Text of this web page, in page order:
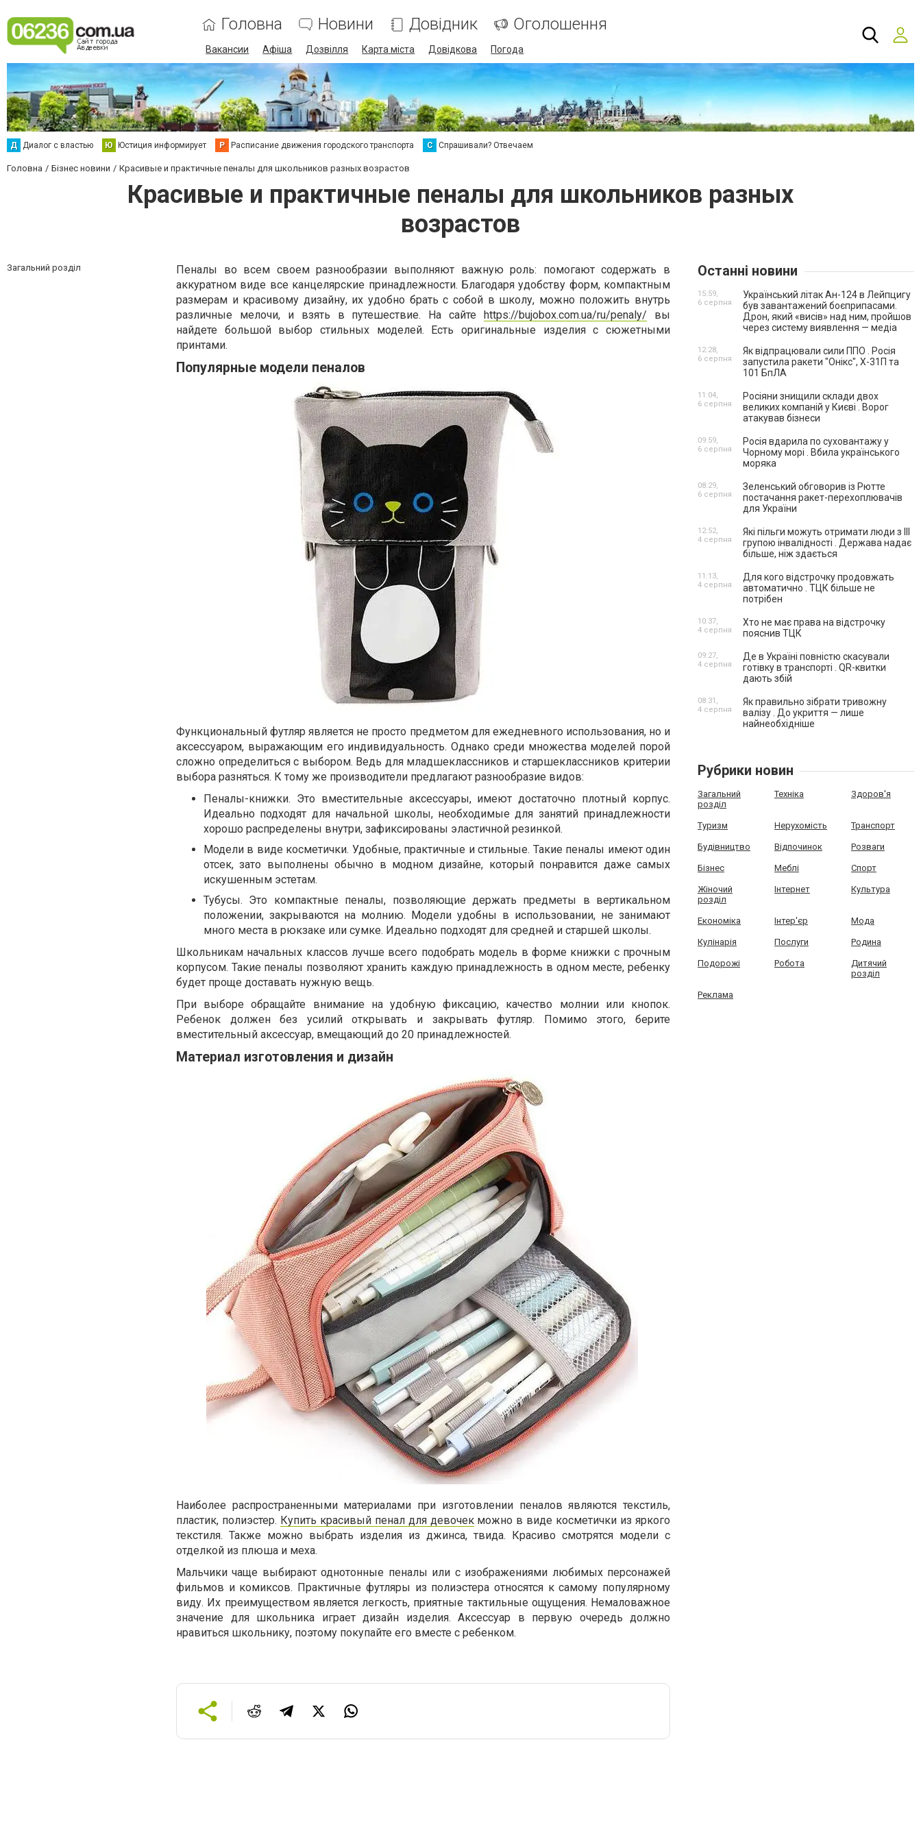
Головна Новини Довідник Оголошення
Вакансии Афіша Дозвілля Карта міста Довідкова Погода
Д Диалог с властью Ю Юстиция информирует Р Расписание движения городского транспорта С Спрашивали? Отвечаем
Головна Бізнес новини Красивые и практичные пеналы для школьников разных возрастов
Красивые и практичные пеналы для школьников разных
возрастов
Загальний розділ
Пеналы во всем своем разнообразии выполняют важную роль: помогают содержать в
аккуратном виде все канцелярские принадлежности. Благодаря удобству форм, компактным
размерам и красивому дизайну, их удобно брать с собой в школу, можно положить внутрь
различные мелочи, и взять в путешествие. На сайтеhttps://bujobox.com.ua/ru/penaly/ вы
найдете большой выбор стильных моделей. Есть оригинальные изделия с сюжетными
принтами.
Популярные модели пеналов
Функциональный футляр является не просто предметом для ежедневного использования, но и
аксессуаром, выражающим его индивидуальность. Однако среди множества моделей порой
сложно определиться с выбором. Ведь для младшеклассников и старшеклассников критерии
выбора разняться. К тому же производители предлагают разнообразие видов:
Пеналы-книжки. Это вместительные аксессуары, имеют достаточно плотный корпус.
Идеально подходят для начальной школы, необходимые для занятий принадлежности
хорошо распределены внутри, зафиксированы эластичной резинкой.
Модели в виде косметички. Удобные, практичные и стильные. Такие пеналы имеют один
отсек, зато выполнены обычно в модном дизайне, который понравится даже самых
искушенным эстетам.
Тубусы. Это компактные пеналы, позволяющие держать предметы в вертикальном
положении, закрываются на молнию. Модели удобны в использовании, не занимают
много места в рюкзаке или сумке. Идеально подходят для средней и старшей школы.
Школьникам начальных классов лучше всего подобрать модель в форме книжки с прочным
корпусом. Такие пеналы позволяют хранить каждую принадлежность в одном месте, ребенку
будет проще доставать нужную вещь.
При выборе обращайте внимание на удобную фиксацию, качество молнии или кнопок.
Ребенок должен без усилий открывать и закрывать футляр. Помимо этого, берите
вместительный аксессуар, вмещающий до 20 принадлежностей.
Материал изготовления и дизайн
Наиболее распространенными материалами при изготовлении пеналов являются текстиль,
пластик, полиэстер. Купить красивый пенал для девочекможно в виде косметички из яркого
текстиля. Также можно выбрать изделия из джинса, твида. Красиво смотрятся модели с
отделкой из плюша и меха.
Мальчики чаще выбирают однотонные пеналы или с изображениями любимых персонажей
фильмов и комиксов. Практичные футляры из полиэстера относятся к самому популярному
виду. Их преимуществом является легкость, приятные тактильные ощущения. Немаловажное
значение для школьника играет дизайн изделия. Аксессуар в первую очередь должно
нравиться школьнику, поэтому покупайте его вместе с ребенком.
Останні новини
Український літак Ан-124 в Лейпцигу
був завантажений боєприпасами.
Дрон, який «висів» над ним, пройшов
через систему виявлення — медіа
15:59,
6 серпня
Як відпрацювали сили ППО . Росія
запустила ракети "Онікс", Х-31П та
101 БпЛА
12:28,
6 серпня
Росіяни знищили склади двох
великих компаній у Києві . Ворог
атакував бізнеси
11:04,
6 серпня
Росія вдарила по суховантажу у
Чорному морі . Вбила українського
моряка
09:59,
6 серпня
Зеленський обговорив із Рютте
постачання ракет-перехоплювачів
для України
08:29,
6 серпня
Які пільги можуть отримати люди з III
групою інвалідності . Держава надає
більше, ніж здається
12:52,
4 серпня
Для кого відстрочку продовжать
автоматично . ТЦК більше не
потрібен
11:13,
4 серпня
Хто не має права на відстрочку
пояснив ТЦК
10:37,
4 серпня
Де в Україні повністю скасували
готівку в транспорті . QR-квитки
дають збій
09:27,
4 серпня
Як правильно зібрати тривожну
валізу . До укриття — лише
найнеобхідніше
08:31,
4 серпня
Рубрики новин
Загальний
розділ
Техніка Здоров'я
Туризм Нерухомість Транспорт
Будівництво Відпочинок Розваги
Бізнес Меблі Спорт
Жіночий
розділ
Інтернет Культура
Економіка Інтер'єр Мода
Кулінарія Послуги Родина
Подорожі Робота
Дитячий
розділ
Реклама